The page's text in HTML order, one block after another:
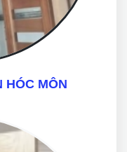
HÓC MÔN